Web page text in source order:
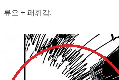
류오 + 패휘감.